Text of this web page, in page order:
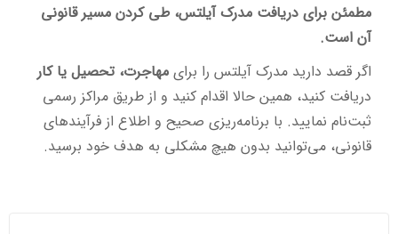
مطمئن برای دریافت مدرک آیلتس، طی کردن مسیر قانونی
آن است.
اگر قصد دارید مدرک آیلتس را برای مهاجرت، تحصیل یا کار
دریافت کنید، همین حالا اقدام کنید و از طریق مراکز رسمی
ثبت‌نام نمایید. با برنامه‌ریزی صحیح و اطلاع از فرآیندهای
قانونی، می‌توانید بدون هیچ مشکلی به هدف خود برسید.